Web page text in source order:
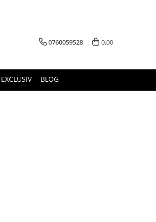
0760059528 0,00
EXCLUSIV BLOG